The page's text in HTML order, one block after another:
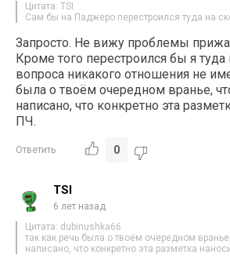
Цитата: TSI
Сам бы на Паджеро перестроился туда на
Запросто. Не вижу проблемы
Кроме того перестроился бы я туда
вопроса никакого отношения не
была о твоём очередном вранье,
написано, что конкретно эта
ПЧ.
Ответить 0
TSI
6 лет назад
Цитата: dubinushka66
так как речь была о твоём очередном
написано, что конкретно эта разметка